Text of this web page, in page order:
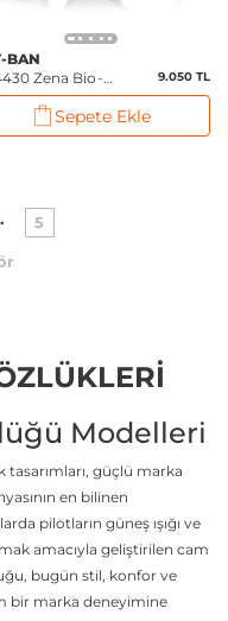
BAN
Zena Bio-
9.050 TL
Sepete Ekle
5
Modelleri
güçlü marka
en bilinen
pilotların güneş ışığı ve
amacıyla geliştirilen cam
bugün stil, konfor ve
bir marka deneyimine